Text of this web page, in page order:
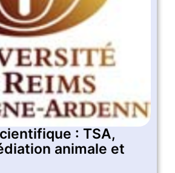
: TSA,
animale et